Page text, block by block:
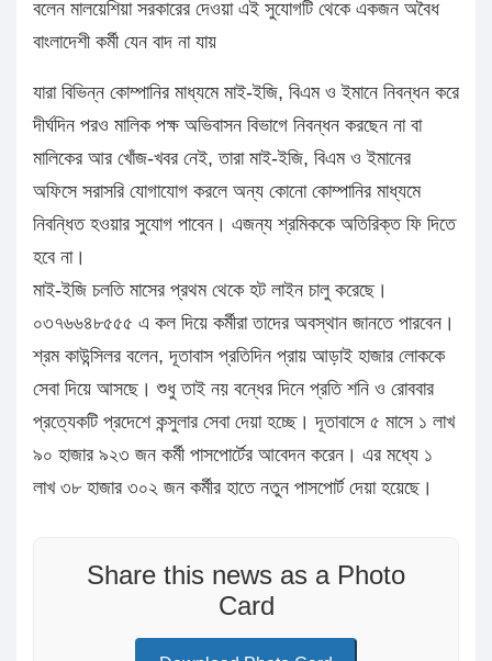
বলেন মালয়েশিয়া সরকারের দেওয়া এই সুযোগটি থেকে একজন অবৈধ
বাংলাদেশী কর্মী যেন বাদ না যায়
যারা বিভিন্ন কোম্পানির মাধ্যমে মাই-ইজি, বিএম ও ইমানে নিবন্ধন করে
দীর্ঘদিন পরও মালিক পক্ষ অভিবাসন বিভাগে নিবন্ধন করছেন না বা
মালিকের আর খোঁজ-খবর নেই, তারা মাই-ইজি, বিএম ও ইমানের
অফিসে সরাসরি যোগাযোগ করলে অন্য কোনো কোম্পানির মাধ্যমে
নিবন্ধিত হওয়ার সুযোগ পাবেন। এজন্য শ্রমিককে অতিরিক্ত ফি দিতে
হবে না।
মাই-ইজি চলতি মাসের প্রথম থেকে হট লাইন চালু করেছে।
০৩৭৬৬৪৮৫৫৫ এ কল দিয়ে কর্মীরা তাদের অবস্থান জানতে পারবেন।
শ্রম কাউন্সিলর বলেন, দূতাবাস প্রতিদিন প্রায় আড়াই হাজার লোককে
সেবা দিয়ে আসছে। শুধু তাই নয় বন্ধের দিনে প্রতি শনি ও রোববার
প্রত্যেকটি প্রদেশে কন্সুলার সেবা দেয়া হচ্ছে। দূতাবাসে ৫ মাসে ১ লাখ
৯০ হাজার ৯২৩ জন কর্মী পাসপোর্টের আবেদন করেন। এর মধ্যে ১
লাখ ৩৮ হাজার ৩০২ জন কর্মীর হাতে নতুন পাসপোর্ট দেয়া হয়েছে।
Share this news as a Photo
Card